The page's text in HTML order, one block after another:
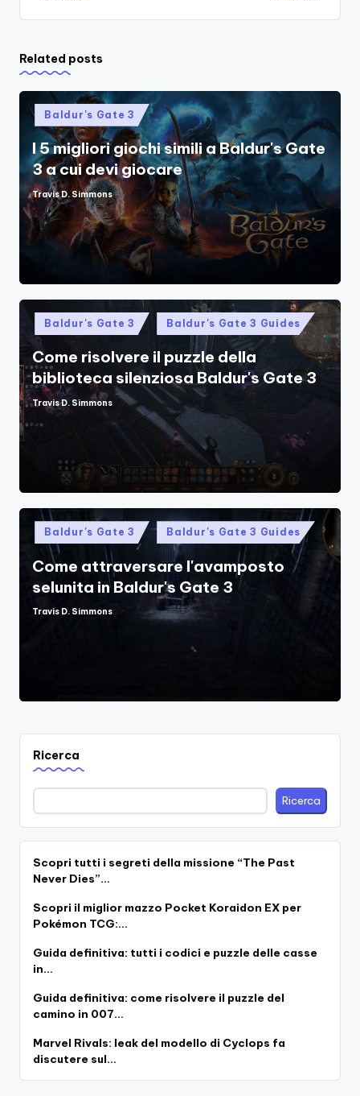
Related posts
Posted
in
Baldur's Gate 3
I 5 migliori giochi simili a Baldur's Gate
3 a cui devi giocare
Posted
by
Travis D. Simmons
Posted
in
Baldur's Gate 3 Baldur's Gate 3 Guides
Come risolvere il puzzle della
biblioteca silenziosa Baldur's Gate 3
Posted
Travis D. Simmons
Posted
in
Baldur's Gate 3 Baldur's Gate 3 Guides
Come attraversare l'avamposto
selunita in Baldur's Gate 3
Posted
Travis D. Simmons
Ricerca
Ricerca
Scopri tutti i segreti della missione “The Past
Never Dies”…
Scopri il miglior mazzo Pocket Koraidon EX per
Pokémon TCG:…
Guida definitiva: tutti i codici e puzzle delle casse
in…
Guida definitiva: come risolvere il puzzle del
camino in 007…
Marvel Rivals: leak del modello di Cyclops fa
discutere sul…